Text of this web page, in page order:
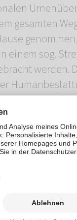
gesamten
einem sog.
werden.
die
alle
aber mit
Nietfeld.
Quohrener